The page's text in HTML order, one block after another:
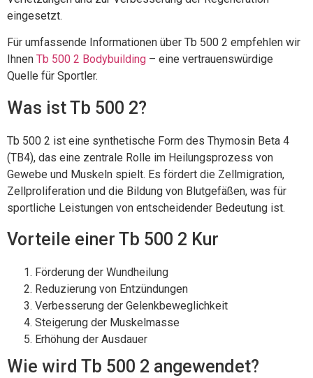
eingesetzt.
Für umfassende Informationen über Tb 500 2 empfehlen wir
Ihnen Tb 500 2 Bodybuilding – eine vertrauenswürdige
Quelle für Sportler.
Was ist Tb 500 2?
Tb 500 2 ist eine synthetische Form des Thymosin Beta 4
(TB4), das eine zentrale Rolle im Heilungsprozess von
Gewebe und Muskeln spielt. Es fördert die Zellmigration,
Zellproliferation und die Bildung von Blutgefäßen, was für
sportliche Leistungen von entscheidender Bedeutung ist.
Vorteile einer Tb 500 2 Kur
Förderung der Wundheilung
Reduzierung von Entzündungen
Verbesserung der Gelenkbeweglichkeit
Steigerung der Muskelmasse
Erhöhung der Ausdauer
Wie wird Tb 500 2 angewendet?